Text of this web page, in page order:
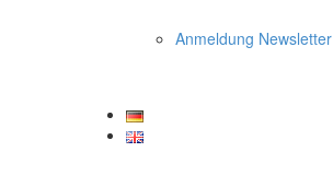
Anmeldung Newsletter